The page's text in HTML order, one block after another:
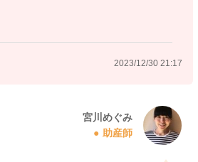
2023/12/30 21:17
宮川めぐみ
助産師